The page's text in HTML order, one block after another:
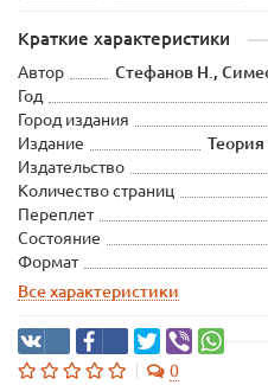
Краткие характеристики
Автор
Стефанов Н.,
Год
Город издания
Издание
Теория
Издательство
Количество страниц
Переплет
Состояние
Формат
Все характеристики
0